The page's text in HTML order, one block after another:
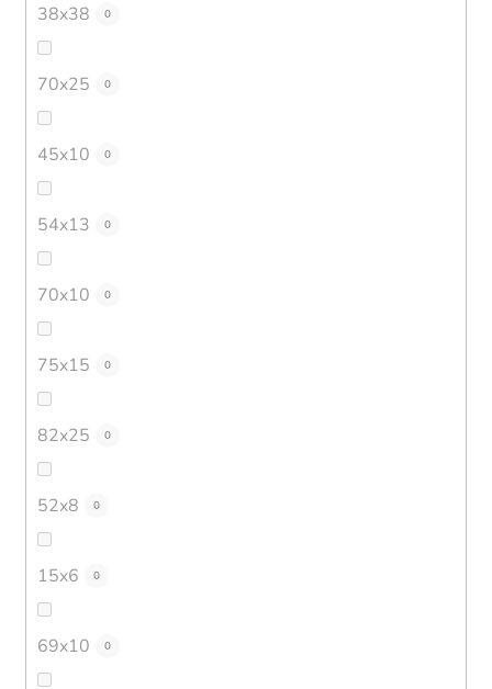
38x38 0
70x25 0
45x10 0
54x13 0
70x10 0
75x15 0
82x25 0
52x8 0
15x6 0
69x10 0